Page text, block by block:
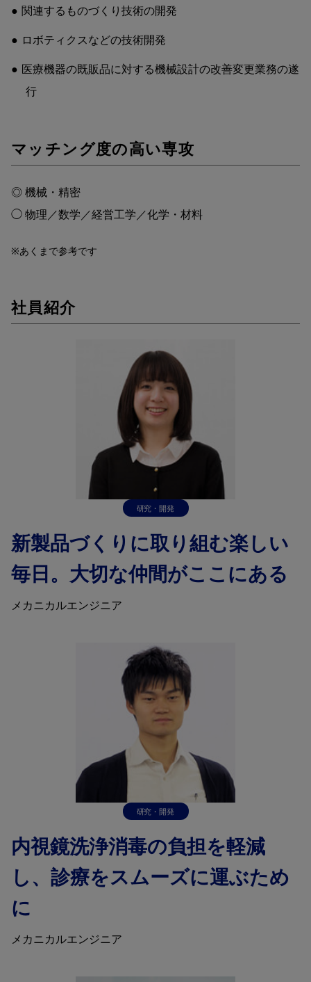
関連するものづくり技術の開発
ロボティクスなどの技術開発
医療機器の既販品に対する機械設計の改善変更業務の遂
行
マッチング度の高い専攻
◎ 機械・精密
◯ 物理／数学／経営工学／化学・材料
※あくまで参考です
社員紹介
研究・開発
新製品づくりに取り組む楽しい
毎日。大切な仲間がここにある
メカニカルエンジニア
研究・開発
内視鏡洗浄消毒の負担を軽減
し、診療をスムーズに運ぶため
に
メカニカルエンジニア